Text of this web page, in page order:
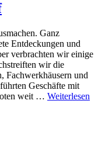
Ganz
Entdeckungen und
verbrachten wir einige
wir die
Fachwerkhäusern und
Geschäfte mit
weit … Weiterlesen